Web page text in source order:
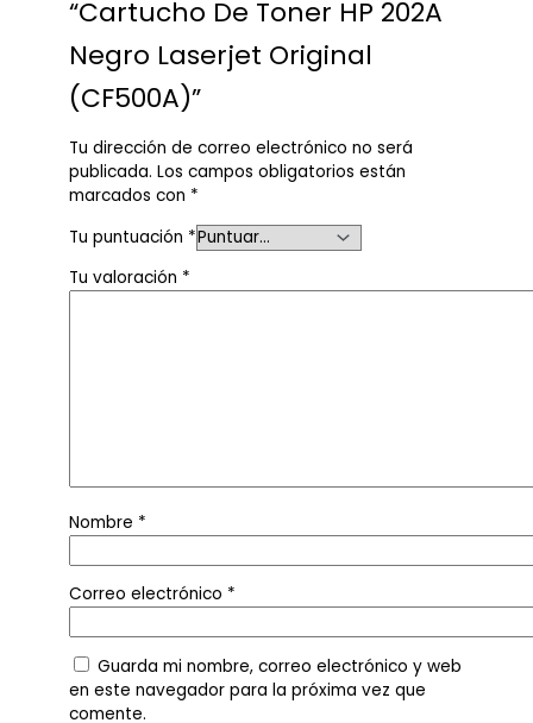
“Cartucho De Toner HP 202A
Negro Laserjet Original
(CF500A)”
Tu dirección de correo electrónico no será
publicada. Los campos obligatorios están
marcados con *
Tu puntuación *
Tu valoración *
Nombre *
Correo electrónico *
Guarda mi nombre, correo electrónico y web
en este navegador para la próxima vez que
comente.